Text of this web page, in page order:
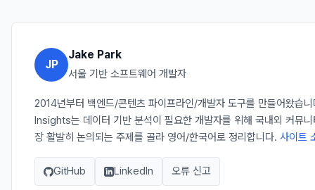
JP
Jake Park
서울 기반 소프트웨어 개발자
2014년부터 백엔드/콘텐츠 파이프라인/개발자 도구를 만들어왔습
Insights는 데이터 기반 분석이 필요한 개발자를 위해 국내외 커뮤
장 활발히 논의되는 주제를 골라 영어/한국어로 정리합니다. 사이트
GitHub LinkedIn 오류 신고